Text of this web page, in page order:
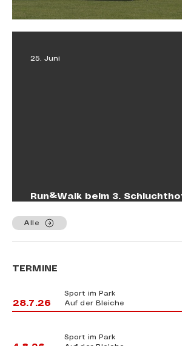
der Vereine
Run&Walk beim 3. Schluchthof
25. Juni
Alle
TERMINE
28.7.26
Sport im Park
Auf der Bleiche
Sport im Park